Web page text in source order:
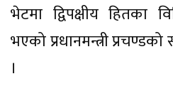
भेटमा द्विपक्षीय हितका
भएको प्रधानमन्त्री
।